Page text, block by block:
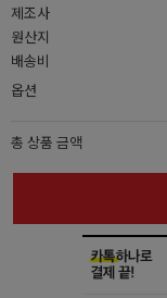
제조사
원산지
배송비
옵션
총 상품 금액